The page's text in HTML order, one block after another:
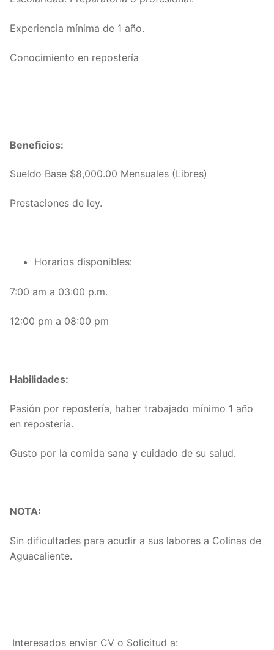
Experiencia mínima de 1 año.
Conocimiento en repostería
Beneficios:
Sueldo Base $8,000.00 Mensuales (Libres)
Prestaciones de ley.
Horarios disponibles:
7:00 am a 03:00 p.m.
12:00 pm a 08:00 pm
Habilidades:
Pasión por repostería, haber trabajado mínimo 1 año
en repostería.
Gusto por la comida sana y cuidado de su salud.
NOTA:
Sin dificultades para acudir a sus labores a Colinas de
Aguacaliente.
Interesados enviar CV o Solicitud a: